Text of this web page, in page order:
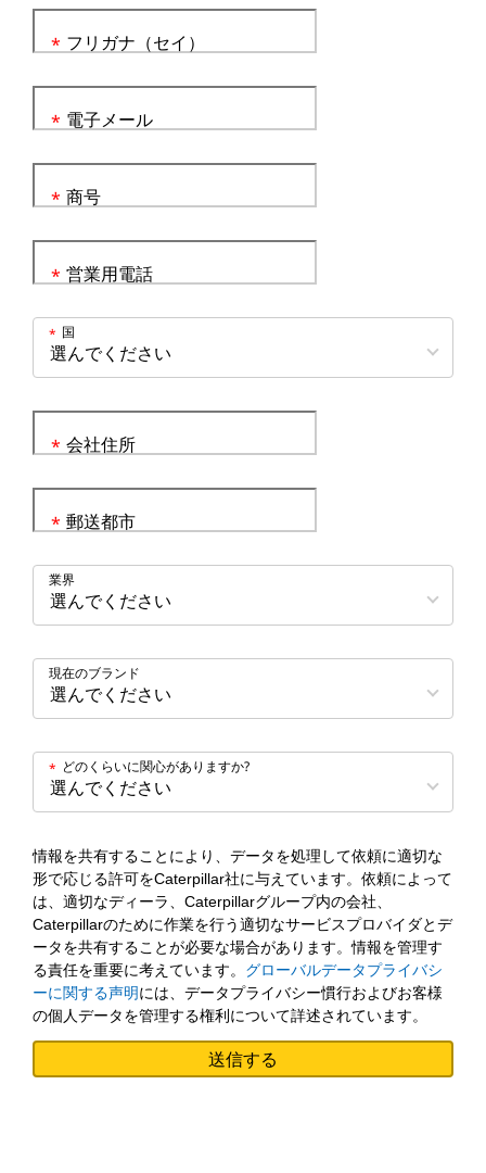
フリガナ（セイ）
*
電子メール
*
商号
*
営業用電話
*
国
*
会社住所
*
郵送都市
*
業界
現在のブランド
どのくらいに関心がありますか?
*
情報を共有することにより、データを処理して依頼に適切な
形で応じる許可をCaterpillar社に与えています。依頼によって
は、適切なディーラ、Caterpillarグループ内の会社、
Caterpillarのために作業を行う適切なサービスプロバイダとデ
ータを共有することが必要な場合があります。情報を管理す
る責任を重要に考えています。 グローバルデータプライバシ
ーに関する声明には、データプライバシー慣行およびお客様
の個人データを管理する権利について詳述されています。